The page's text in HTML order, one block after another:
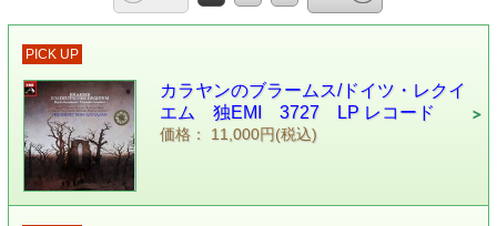
PICK UP
カラヤンのブラームス/ドイツ・レクイ
エム 独EMI 3727 LP レコード
価格： 11,000円(税込)